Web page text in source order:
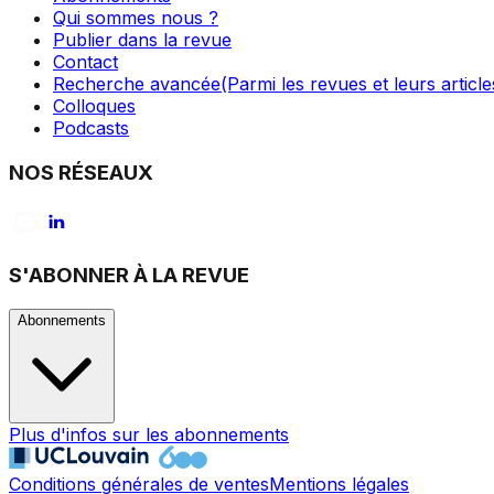
Qui sommes nous ?
Publier dans la revue
Contact
Recherche avancée(Parmi les revues et leurs
Colloques
Podcasts
NOS RÉSEAUX
S'ABONNER À LA REVUE
Abonnements
Plus d'infos sur les abonnements
Conditions générales de ventesMentions légales